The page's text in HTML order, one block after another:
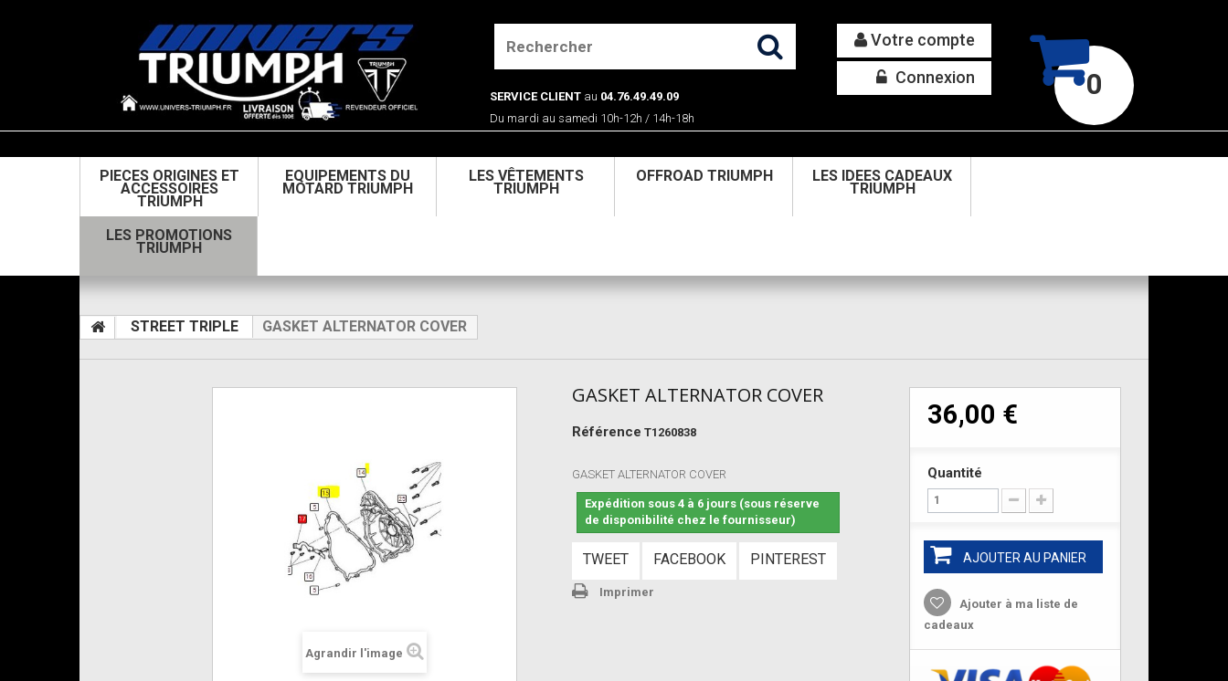
0
Votre compte
Connexion
SERVICE CLIENT au 04.76.49.49.09
Du mardi au samedi 10h-12h / 14h-18h
PIECES ORIGINES ET
ACCESSOIRES
TRIUMPH
EQUIPEMENTS DU
MOTARD TRIUMPH
LES VÊTEMENTS
TRIUMPH
OFFROAD TRIUMPH LES IDEES CADEAUX
TRIUMPH
LES PROMOTIONS
TRIUMPH
STREET TRIPLE GASKET ALTERNATOR COVER
Agrandir l'image
GASKET ALTERNATOR COVER
Référence T1260838
GASKET ALTERNATOR COVER
Expédition sous 4 à 6 jours (sous réserve
de disponibilité chez le fournisseur)
TWEET FACEBOOK PINTEREST
Imprimer
36,00 €
Quantité
AJOUTER AU PANIER
Ajouter à ma liste de
cadeaux